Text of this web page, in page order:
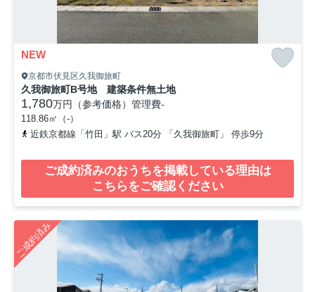
NEW
京都市伏見区久我御旅町
久我御旅町B号地 建築条件無土地
1,780万円（参考価格） 管理費-
118.86㎡（-）
近鉄京都線「竹田」駅 バス20分 「久我御旅町」 停歩9分
ご成約済みのおうちを掲載している理由は
こちらをご確認ください
ご成約済み